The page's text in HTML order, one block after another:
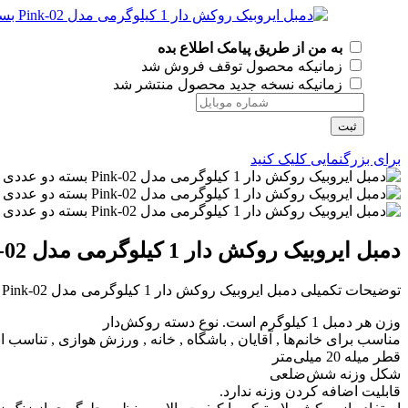
به من از طریق پیامک اطلاع بده
زمانیکه محصول توقف فروش شد
زمانیکه نسخه جدید محصول منتشر شد
ثبت
برای بزرگنمایی کلیک کنید
دمبل ایروبیک روکش دار 1 کیلوگرمی مدل 02-Pink بسته دو عددی
توضیحات تکمیلی دمبل ایروبیک روکش دار 1 کیلوگرمی مدل 02-Pink بسته دو عددی:
وزن هر دمبل 1 کیلوگرم است. نوع دسته روکش‌دار
مناسب برای خانم‌ها , آقایان , باشگاه , خانه , ورزش هوازی , تناسب
قطر میله 20
میلی‌متر
شکل وزنه شش‌ضلعی
قابلیت اضافه کردن وزنه ندارد.